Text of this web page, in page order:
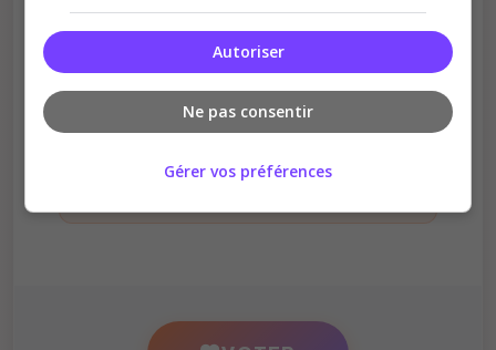
En votant, vous acceptez de nous partager
vérification, conformément à notrepolitique de
Autoriser
Ne pas consentir
Gérer vos préférences